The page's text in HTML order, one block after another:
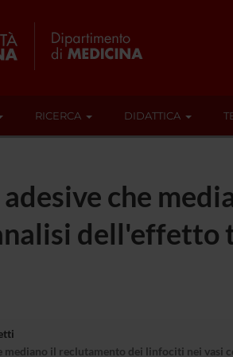
RICERCA DIDATTICA
che
dell'effetto
mediano il reclutamento dei linfociti nei